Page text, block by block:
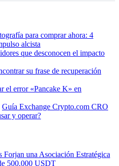
para comprar ahora: 4
alcista
que desconocen el impacto
su frase de recuperación
el error «Pancake K» en
Guía Exchange Crypto.com CRO
y operar?
una Asociación Estratégica
500.000 USDT